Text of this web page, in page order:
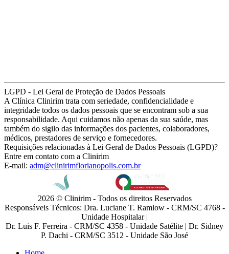
LGPD - Lei Geral de Proteção de Dados Pessoais
A Clínica Clinirim trata com seriedade, confidencialidade e
integridade todos os dados pessoais que se encontram sob a sua
responsabilidade. Aqui cuidamos não apenas da sua saúde, mas
também do sigilo das informações dos pacientes, colaboradores,
médicos, prestadores de serviço e fornecedores.
Requisições relacionadas à Lei Geral de Dados Pessoais (LGPD)?
Entre em contato com a Clinirim
E-mail: adm@clinirimflorianopolis.com.br
2026 © Clinirim - Todos os direitos Reservados
Responsáveis Técnicos: Dra. Luciane T. Ramlow - CRM/SC 4768 -
Unidade Hospitalar |
Dr. Luis F. Ferreira - CRM/SC 4358 - Unidade Satélite | Dr. Sidney
P. Dachi - CRM/SC 3512 - Unidade São José